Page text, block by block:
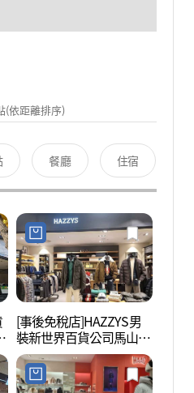
(依距離排序)
餐廳 住宿
[事後免稅店]HAZZYS男
裝新世界百貨公司馬山店
(헤지스남성 신세계백화
점 마산점)